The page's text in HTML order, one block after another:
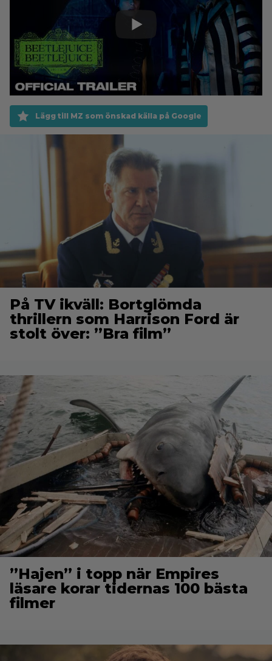
Lägg till MZ som önskad källa på Google
På TV ikväll: Bortglömda
thrillern som Harrison Ford är
stolt över: ”Bra film”
”Hajen” i topp när Empires
läsare korar tidernas 100 bästa
filmer